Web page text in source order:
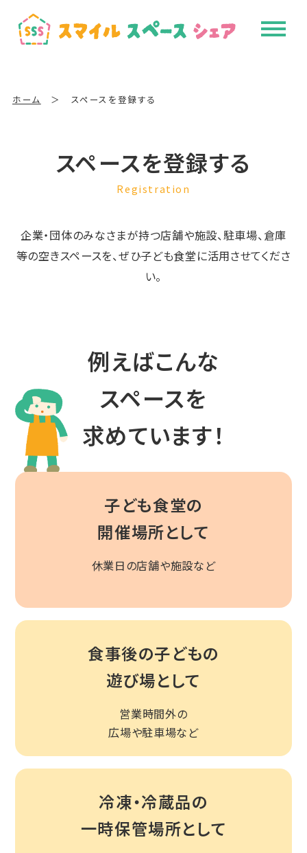
ホーム ＞ スペースを登録する
スペースを登録する
Registration
企業・団体のみなさまが持つ店舗や施設、駐車場、倉庫
等の空きスペースを、ぜひ子ども食堂に活用させてくださ
い。
例えばこんな
スペースを
求めています！
子ども食堂の
開催場所として
休業日の店舗や施設など
食事後の子どもの
遊び場として
営業時間外の
広場や駐車場など
冷凍・冷蔵品の
一時保管場所として